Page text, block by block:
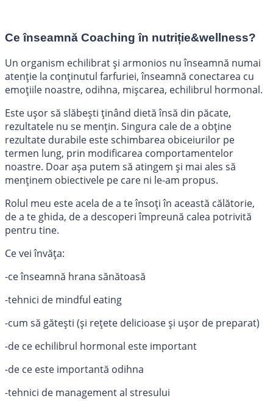
Ce înseamnă Coaching în nutriție&wellness?
Un organism echilibrat și armonios nu înseamnă numai
atenție la conținutul farfuriei, înseamnă conectarea cu
emoțiile noastre, odihna, mișcarea, echilibrul hormonal.
Este ușor să slăbești ținând dietă însă din păcate,
rezultatele nu se mențin. Singura cale de a obține
rezultate durabile este schimbarea obiceiurilor pe
termen lung, prin modificarea comportamentelor
noastre. Doar așa putem să atingem și mai ales să
menținem obiectivele pe care ni le-am propus.
Rolul meu este acela de a te însoți în această călătorie,
de a te ghida, de a descoperi împreună calea potrivită
pentru tine.
Ce vei învăța:
-ce înseamnă hrana sănătoasă
-tehnici de mindful eating
-cum să gătești (și rețete delicioase și ușor de preparat)
-de ce echilibrul hormonal este important
-de ce este importantă odihna
-tehnici de management al stresului